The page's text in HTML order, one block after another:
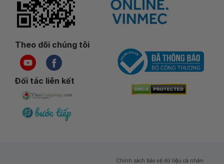
Theo dõi chúng tôi
Đối tác liên kết
Chính sách bảo vệ dữ liệu cá nhân